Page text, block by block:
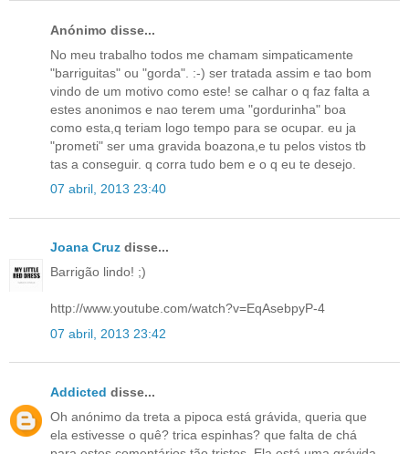
Anónimo disse...
No meu trabalho todos me chamam simpaticamente
"barriguitas" ou "gorda". :-) ser tratada assim e tao bom
vindo de um motivo como este! se calhar o q faz falta a
estes anonimos e nao terem uma "gordurinha" boa
como esta,q teriam logo tempo para se ocupar. eu ja
"prometi" ser uma gravida boazona,e tu pelos vistos tb
tas a conseguir. q corra tudo bem e o q eu te desejo.
07 abril, 2013 23:40
Joana Cruz disse...
Barrigão lindo! ;)
http://www.youtube.com/watch?v=EqAsebpyP-4
07 abril, 2013 23:42
Addicted disse...
Oh anónimo da treta a pipoca está grávida, queria que
ela estivesse o quê? trica espinhas? que falta de chá